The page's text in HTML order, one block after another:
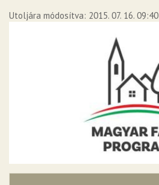
Utoljára módosítva: 2015. 07. 16. 09:40